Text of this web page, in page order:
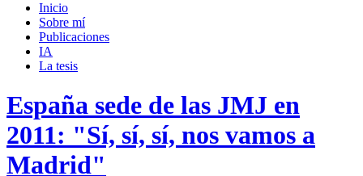
campo
búsqueda
Inicio
Sobre mí­
Publicaciones
IA
La tesis
España sede de las JMJ en
2011: "Sí, sí, sí, nos vamos a
Madrid"